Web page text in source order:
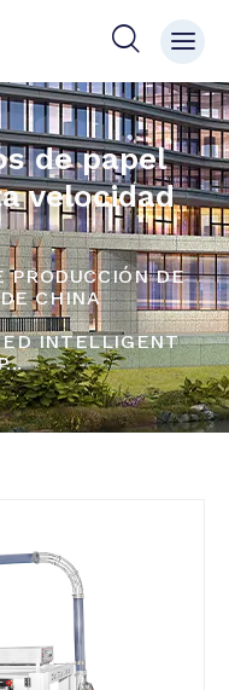
de papel
velocidad
PRODUCCIÓN DE
CHINA
INTELLIGENT